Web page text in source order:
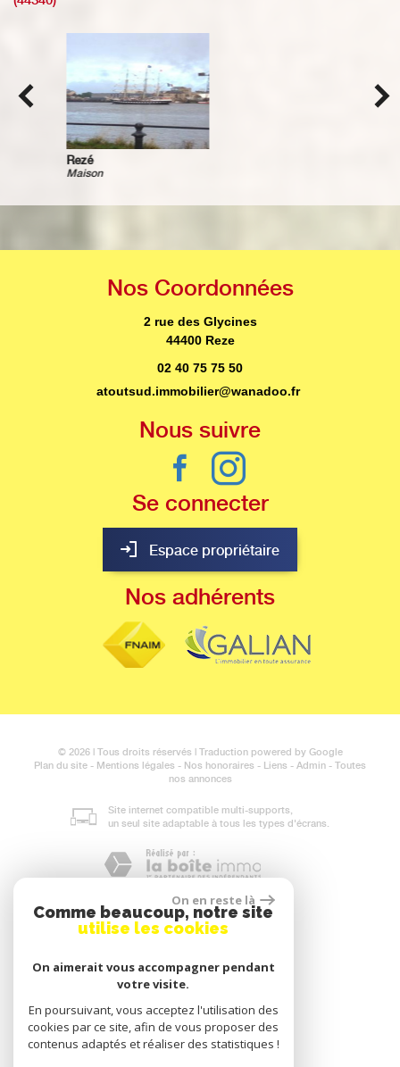
Nos Coordonnées
2 rue des Glycines
44400 Reze
02 40 75 75 50
atoutsud.immobilier@wanadoo.fr
Nous suivre
Se connecter
Espace propriétaire
Nos adhérents
© 2026 | Tous droits réservés | Traduction powered by Google
Plan du site - Mentions légales - Nos honoraires - Liens - Admin - Toutes
nos annonces
Site internet compatible multi-supports,
un seul site adaptable à tous les types d'écrans.
On en reste là
Comme beaucoup, notre site
utilise les cookies
On aimerait vous accompagner pendant
votre visite.
En poursuivant, vous acceptez l'utilisation des
cookies par ce site, afin de vous proposer des
contenus adaptés et réaliser des statistiques !